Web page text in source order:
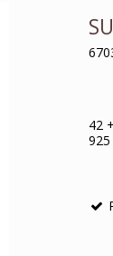
42
925